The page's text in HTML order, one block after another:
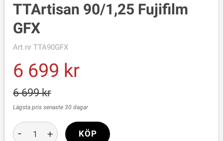
TTArtisan 90/1,25 Fujifilm
GFX
Art.nr TTA90GFX
6 699
6 699
Lägsta pris senaste 30 dagar
- + KÖP